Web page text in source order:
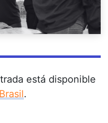
está disponible
.